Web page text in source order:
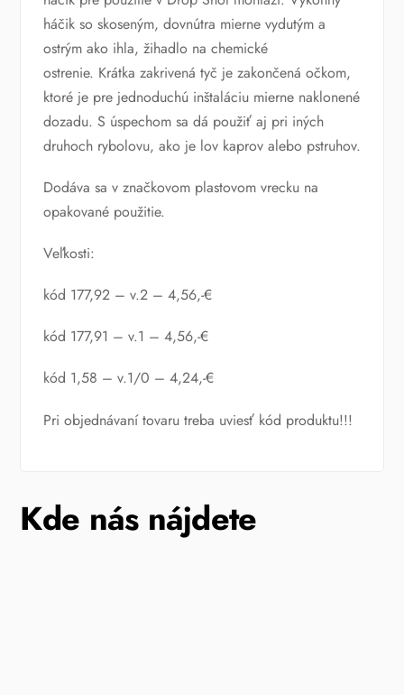
háčik so skoseným, dovnútra mierne vydutým a
ostrým ako ihla, žihadlo na chemické
ostrenie. Krátka zakrivená tyč je zakončená očkom,
ktoré je pre jednoduchú inštaláciu mierne naklonené
dozadu. S úspechom sa dá použiť aj pri iných
druhoch rybolovu, ako je lov kaprov alebo pstruhov.
Dodáva sa v značkovom plastovom vrecku na
opakované použitie.
Veľkosti:
kód 177,92 – v.2 – 4,56,-€
kód 177,91 – v.1 – 4,56,-€
kód 1,58 – v.1/0 – 4,24,-€
Pri objednávaní tovaru treba uviesť kód produktu!!!
Kde nás nájdete